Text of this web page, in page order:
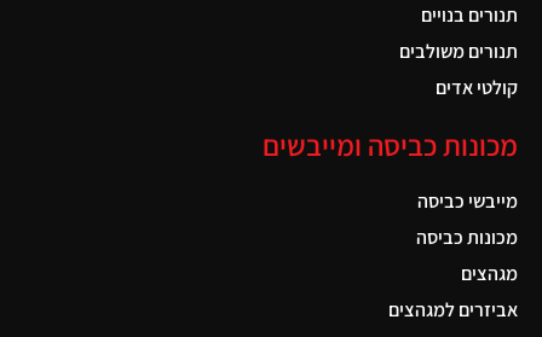
תנורים בנויים
תנורים משולבים
קולטי אדים
מכונות כביסה ומייבשים
מייבשי כביסה
מכונות כביסה
מגהצים
אביזרים למגהצים